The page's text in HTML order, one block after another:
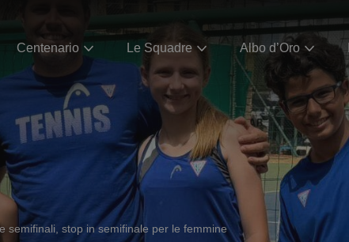
Centenario Le Squadre Albo d’Oro
semifinali, stop in semifinale per le femmine